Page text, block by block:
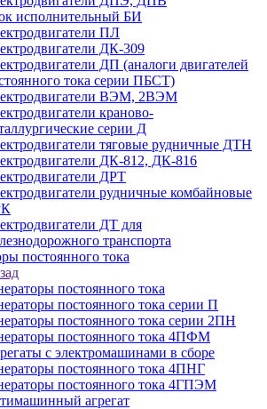
исполнительный БИ
ПЛ
ДК-309
ДП (аналоги двигателей
тока серии ПБСТ)
ВЭМ, 2ВЭМ
краново-
серии Д
тяговые рудничные ДТН
ДК-812, ДК-816
ДРТ
рудничные комбайновые
ДТ для
транспорта
постоянного тока
постоянного тока
постоянного тока серии П
постоянного тока серии 2ПН
постоянного тока 4ПФМ
с электромашинами в сборе
постоянного тока 4ПНГ
постоянного тока 4ГПЭМ
агрегат